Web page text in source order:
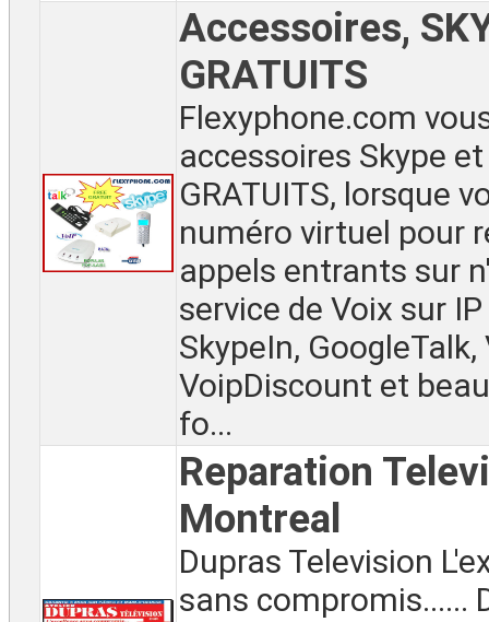
Accessoires,
GRATUITS
Flexyphone.com
accessoires Skype
GRATUITS, lorsque
numéro virtuel pour
appels entrants sur
service de Voix sur
SkypeIn,
VoipDiscount et
fo...
Reparation
Montreal
Dupras Television
sans compromis......